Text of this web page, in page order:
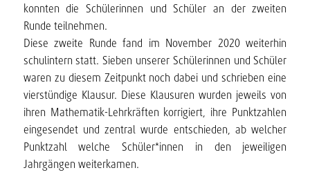
konnten die Schülerinnen und Schüler an der zweiten
Runde teilnehmen.
Diese zweite Runde fand im November 2020 weiterhin
schulintern statt. Sieben unserer Schülerinnen und Schüler
waren zu diesem Zeitpunkt noch dabei und schrieben eine
vierstündige Klausur. Diese Klausuren wurden jeweils von
ihren Mathematik-Lehrkräften korrigiert, ihre Punktzahlen
eingesendet und zentral wurde entschieden, ab welcher
Punktzahl welche Schüler*innen in den jeweiligen
Jahrgängen weiterkamen.